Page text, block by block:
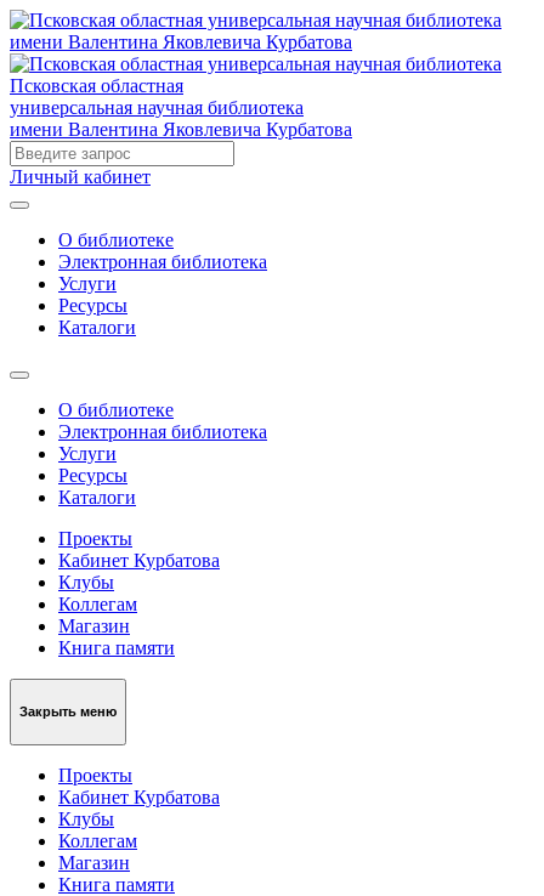
Псковская областная
универсальная научная библиотека
имени Валентина Яковлевича Курбатова
Личный кабинет
О библиотеке
Электронная библиотека
Услуги
Ресурсы
Каталоги
О библиотеке
Электронная библиотека
Услуги
Ресурсы
Каталоги
Проекты
Кабинет Курбатова
Клубы
Коллегам
Магазин
Книга памяти
Закрыть меню
Проекты
Кабинет Курбатова
Клубы
Коллегам
Магазин
Книга памяти